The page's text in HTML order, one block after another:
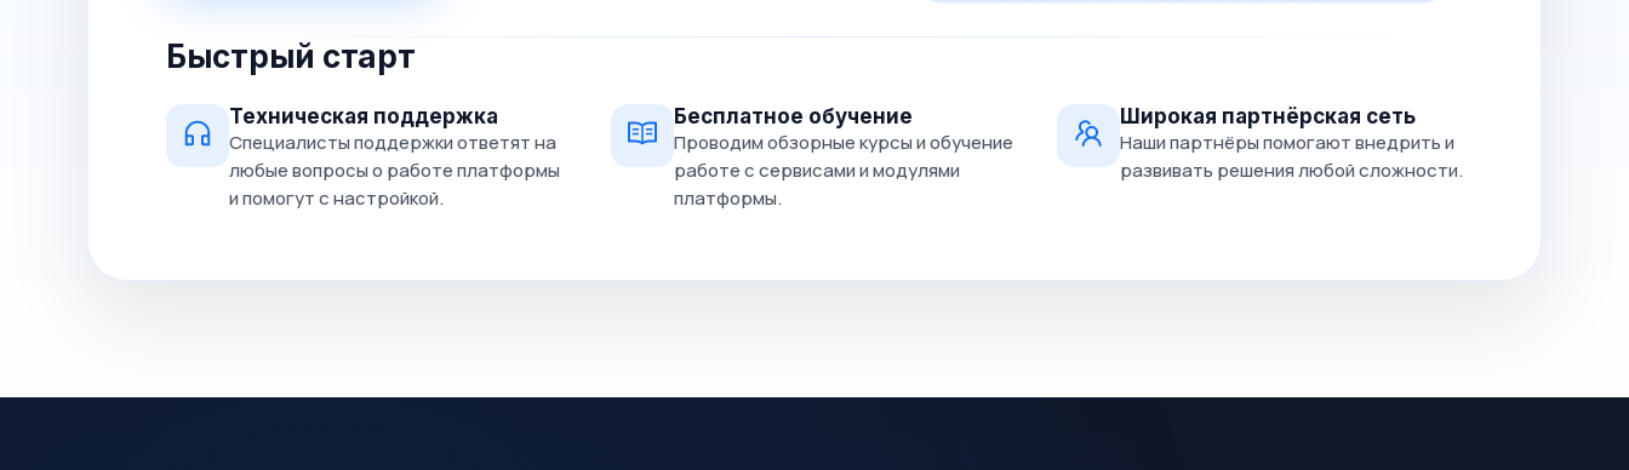
Быстрый старт
Техническая поддержка
Специалисты поддержки ответят на
любые вопросы о работе платформы
и помогут с настройкой.
Бесплатное обучение
Проводим обзорные курсы и обучение
работе с сервисами и модулями
платформы.
Широкая партнёрская сеть
Наши партнёры помогают внедрить и
развивать решения любой сложности.